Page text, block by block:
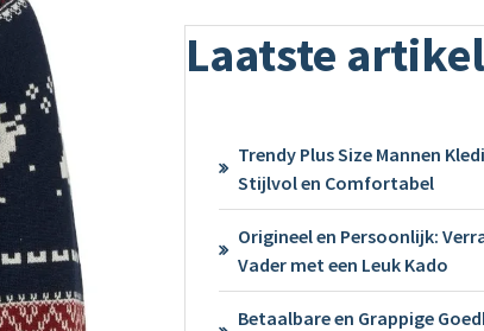
Laatste
Trendy Plus Size Mannen
Stijlvol en Comfortabel
Origineel en Persoonlijk:
Vader met een Leuk Kado
Betaalbare en Grappige